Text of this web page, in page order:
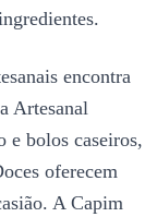
encontra
Artesanal
e bolos caseiros,
oferecem
A Capim